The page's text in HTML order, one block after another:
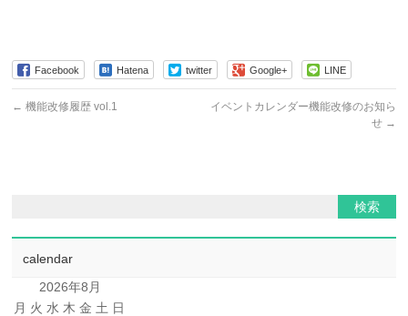
Facebook Hatena twitter Google+ LINE
← 機能改修履歴 vol.1
イベントカレンダー機能改修のお知ら
せ →
calendar
2026年8月
月 火 水 木 金 土 日